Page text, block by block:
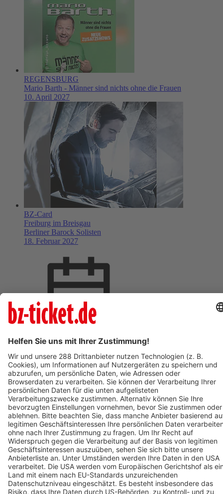
REGENSBURG
Mario Barth - Männer sind nichts ohne die Frauen
10. April 2027
BZ-Card
Freiburg im Breisgau
Berliner Barock Solisten
18. Februar 2027
BZ-Card Vorteile